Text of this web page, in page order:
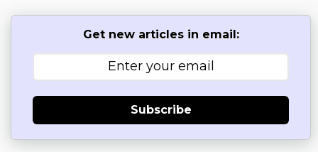
Get new articles in email:
Subscribe